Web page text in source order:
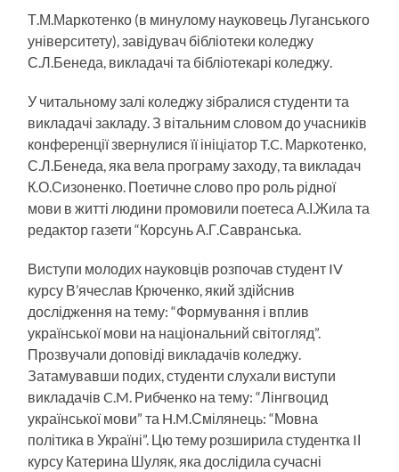
Т.М.Маркотенко (в минулому науковець Луганського
університету), завідувач бібліотеки коледжу
С.Л.Бенеда, викладачі та бібліотекарі коледжу.
У читальному залі коледжу зібралися сту­денти та
викладачі закладу. З вітальним словом до учасників
конференції звернулися її ініціатор T.C. Маркотенко,
С.Л.Бенеда, яка вела програму заходу, та викладач
К.О.Сизоненко. Поетичне слово про роль рідної
мови в житті людини промовили поетеса А.І.Жила та
редактор газети “Корсунь А.Г.Савранська.
Виступи молодих науковців розпочав студент IV
курсу В’ячеслав Крюченко, який здійснив
дослідження на тему: “Формування і вплив
української мови на національний світогляд”.
Прозвучали доповіді викладачів коледжу.
Затамувавши подих, студенти слухали виступи
викладачів C.M. Рибченко на тему: “Лінгвоцид
української мови” та H.M.Смілянець: “Мовна
політика в Україні”. Цю тему розширила студентка IІ
курсу Катерина Шуляк, яка дослідила сучасні